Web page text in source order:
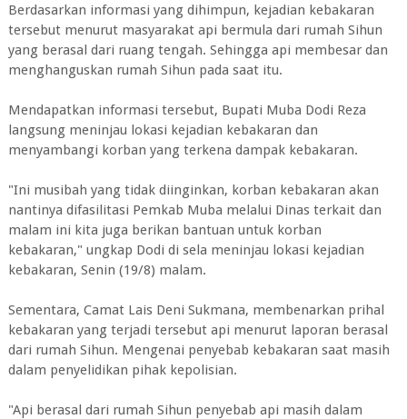
Berdasarkan informasi yang dihimpun, kejadian kebakaran
tersebut menurut masyarakat api bermula dari rumah Sihun
yang berasal dari ruang tengah. Sehingga api membesar dan
menghanguskan rumah Sihun pada saat itu.
Mendapatkan informasi tersebut, Bupati Muba Dodi Reza
langsung meninjau lokasi kejadian kebakaran dan
menyambangi korban yang terkena dampak kebakaran.
"Ini musibah yang tidak diinginkan, korban kebakaran akan
nantinya difasilitasi Pemkab Muba melalui Dinas terkait dan
malam ini kita juga berikan bantuan untuk korban
kebakaran," ungkap Dodi di sela meninjau lokasi kejadian
kebakaran, Senin (19/8) malam.
Sementara, Camat Lais Deni Sukmana, membenarkan prihal
kebakaran yang terjadi tersebut api menurut laporan berasal
dari rumah Sihun. Mengenai penyebab kebakaran saat masih
dalam penyelidikan pihak kepolisian.
"Api berasal dari rumah Sihun penyebab api masih dalam